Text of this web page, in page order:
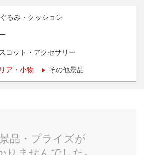
るみ・クッション
コット・アクセサリー
ア・小物 その他景品